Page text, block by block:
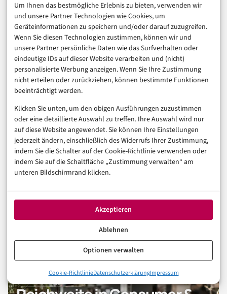
Um Ihnen das bestmögliche Erlebnis zu bieten, verwenden wir
und unsere Partner Technologien wie Cookies, um
Geräteinformationen zu speichern und/oder darauf zuzugreifen.
Wenn Sie diesen Technologien zustimmen, können wir und
unsere Partner persönliche Daten wie das Surfverhalten oder
eindeutige IDs auf dieser Website verarbeiten und (nicht)
personalisierte Werbung anzeigen. Wenn Sie Ihre Zustimmung
nicht erteilen oder zurückziehen, können bestimmte Funktionen
beeinträchtigt werden.
Klicken Sie unten, um den obigen Ausführungen zuzustimmen
oder eine detaillierte Auswahl zu treffen. Ihre Auswahl wird nur
auf diese Website angewendet. Sie können Ihre Einstellungen
jederzeit ändern, einschließlich des Widerrufs Ihrer Zustimmung,
indem Sie die Schalter auf der Cookie-Richtlinie verwenden oder
indem Sie auf die Schaltfläche „Zustimmung verwalten“ am
unteren Bildschirmrand klicken.
Akzeptieren
Ablehnen
Optionen verwalten
Cookie-RichtlinieDatenschutzerklärungImpressum
MARKETING
WHATSAPP
WhatsApp Business: Neue
Kontenstruktur für Unternehmen
5. August 2026
TECHNOLOGIE & IT
WHATSAPP
WhatsApp mehrere Geräte: 5 wichtige
Tipps
3. August 2026